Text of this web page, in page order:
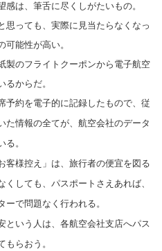
は、筆舌に尽くしがたいもの。
思っても、実際に見当たらなくなっ
能性が高い。
製のフライトクーポンから電子航空
からだ。
約を電子的に記録したもので、従
た情報の全てが、航空会社のデータ
。
客様控え」は、旅行者の便宜を図る
しても、パスポートさえあれば、
で問題なく行われる。
という人は、各航空会社支店へパス
らおう。